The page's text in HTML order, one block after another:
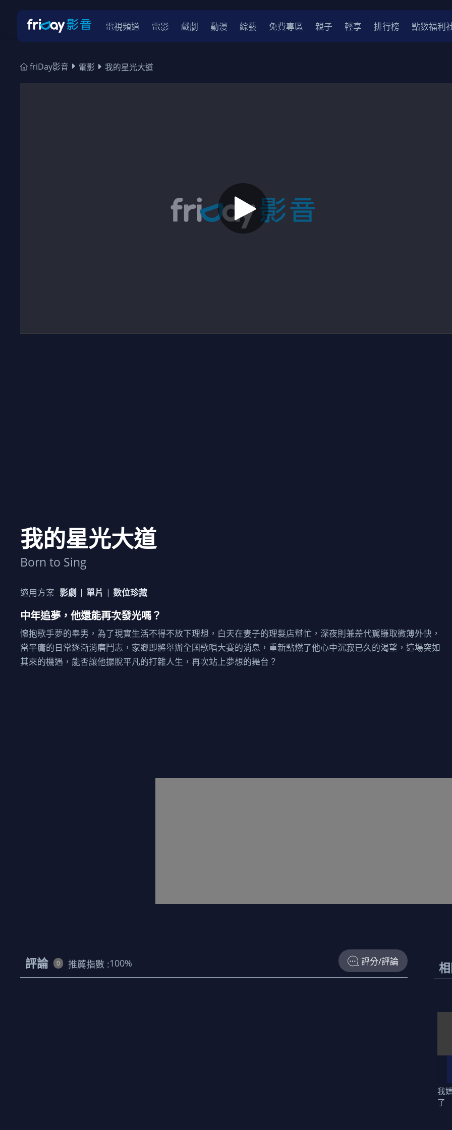
電視頻道 電影 戲劇 動漫 綜藝 免費專區 親子 輕享 排行榜 點數福利
friDay影音 電影 我的星光大道
我的星光大道
Born to Sing
適用方案 影劇 單片 數位珍藏
中年追夢，他還能再次發光嗎？
評論 0 推薦指數 :100% 評分/評論
懷抱歌手夢的奉男，為了現實生活不得不放下理想，白天在妻子的理髮店幫忙，深夜則兼差代駕賺取微薄外快，
當平庸的日常逐漸消磨鬥志，家鄉即將舉辦全國歌唱大賽的消息，重新點燃了他心中沉寂已久的渴望，這場突如
其來的機遇，能否讓他擺脫平凡的打雜人生，再次站上夢想的舞台？
我
了